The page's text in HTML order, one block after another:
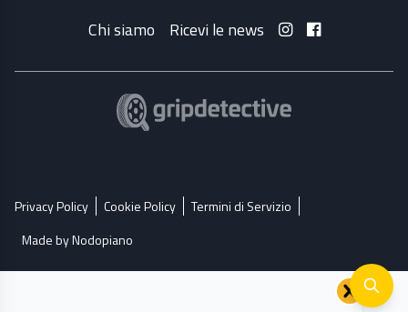
Chi siamo Ricevi le news
Privacy Policy Cookie Policy
Termini di Servizio
Made by Nodopiano